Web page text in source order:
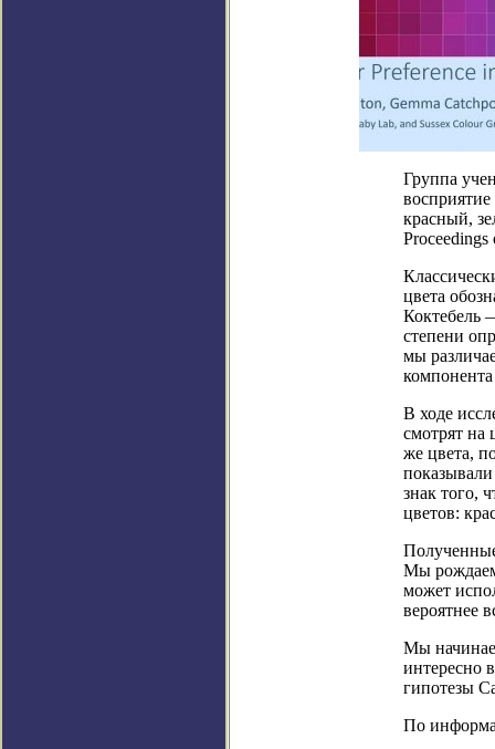
Группа
красный,
цвета
Коктебель
степени
мы
компонента
В ходе
смотрят на
же цвета,
знак того,
цветов:
Мы
может
вероятнее
Мы
интересно
гипотезы
По